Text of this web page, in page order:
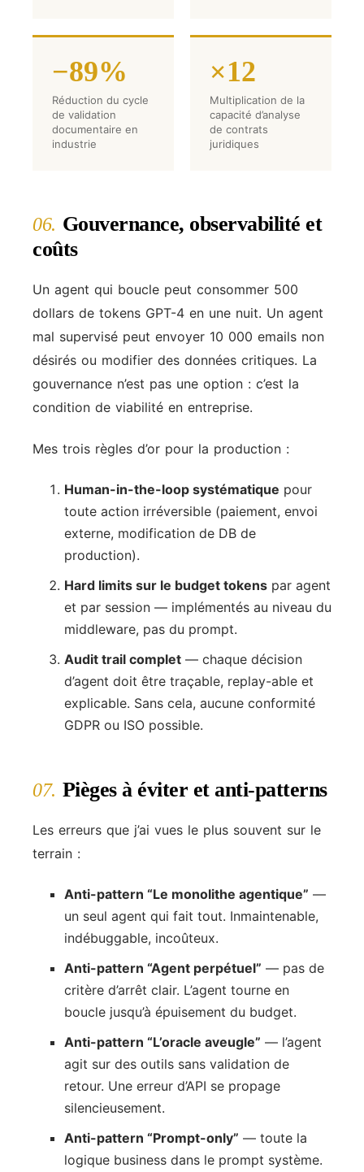
−89%
Réduction du cycle
de validation
documentaire en
industrie
×12
Multiplication de la
capacité d’analyse
de contrats
juridiques
06. Gouvernance, observabilité et
coûts
Un agent qui boucle peut consommer 500
dollars de tokens GPT-4 en une nuit. Un agent
mal supervisé peut envoyer 10 000 emails non
désirés ou modifier des données critiques. La
gouvernance n’est pas une option : c’est la
condition de viabilité en entreprise.
Mes trois règles d’or pour la production :
Human-in-the-loop systématique pour
toute action irréversible (paiement, envoi
externe, modification de DB de
production).
Hard limits sur le budget tokens par agent
et par session — implémentés au niveau du
middleware, pas du prompt.
Audit trail complet — chaque décision
d’agent doit être traçable, replay-able et
explicable. Sans cela, aucune conformité
GDPR ou ISO possible.
07. Pièges à éviter et anti-patterns
Les erreurs que j’ai vues le plus souvent sur le
terrain :
Anti-pattern “Le monolithe agentique” —
un seul agent qui fait tout. Inmaintenable,
indébuggable, incoûteux.
Anti-pattern “Agent perpétuel” — pas de
critère d’arrêt clair. L’agent tourne en
boucle jusqu’à épuisement du budget.
Anti-pattern “L’oracle aveugle” — l’agent
agit sur des outils sans validation de
retour. Une erreur d’API se propage
silencieusement.
Anti-pattern “Prompt-only” — toute la
logique business dans le prompt système.